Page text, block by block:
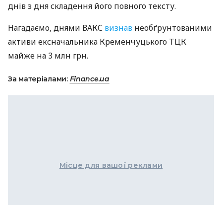
днів з дня складення його повного тексту.
Нагадаємо, днями ВАКС визнав необґрунтованими
активи ексначальника Кременчуцького ТЦК
майже на 3 млн грн.
За матеріалами: Finance.ua
Місце для вашої реклами